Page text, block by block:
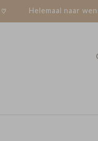
Helemaal naar